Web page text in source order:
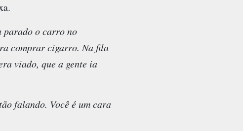
parado o carro no
comprar cigarro. Na fila
viado, que a gente ia
falando. Você é um cara